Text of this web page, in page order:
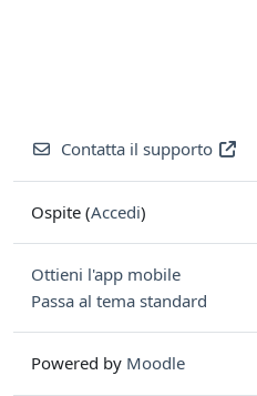
Contatta il supporto
Ospite (Accedi)
Ottieni l'app mobile
Passa al tema standard
Powered by Moodle